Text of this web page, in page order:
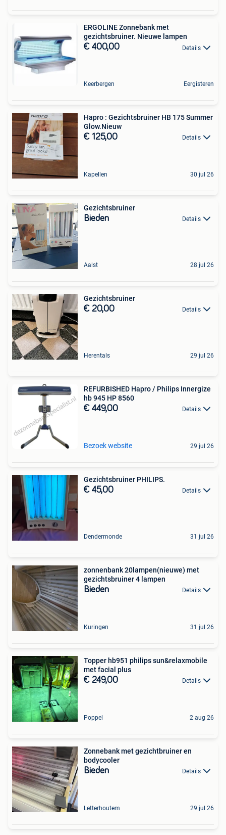
ERGOLINE Zonnebank met
gezichtsbruiner. Nieuwe lampen
€ 400,00 Details
Keerbergen Eergisteren
Hapro : Gezichtsbruiner HB 175 Summer
Glow.Nieuw
€ 125,00 Details
Kapellen 30 jul 26
Gezichtsbruiner
Bieden Details
Aalst 28 jul 26
Gezichtsbruiner
€ 20,00 Details
Herentals 29 jul 26
REFURBISHED Hapro / Philips Innergize
hb 945 HP 8560
€ 449,00 Details
Bezoek website 29 jul 26
Gezichtsbruiner PHILIPS.
€ 45,00 Details
Dendermonde 31 jul 26
zonnenbank 20lampen(nieuwe) met
gezichtsbruiner 4 lampen
Bieden Details
Kuringen 31 jul 26
Topper hb951 philips sun&relaxmobile
met facial plus
€ 249,00 Details
Poppel 2 aug 26
Zonnebank met gezichtbruiner en
bodycooler
Bieden Details
Letterhoutem 29 jul 26